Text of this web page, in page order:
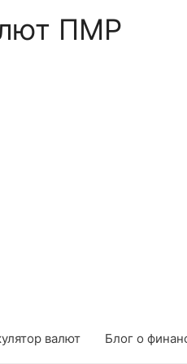
ПМР
валют Блог о